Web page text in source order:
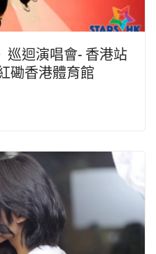
巡迴演唱會- 香港站
磡香港體育館